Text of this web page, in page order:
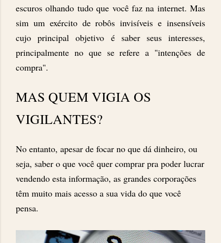
escuros olhando tudo que você faz na internet. Mas
sim um exército de robôs invisíveis e insensíveis
cujo principal objetivo é saber seus interesses,
principalmente no que se refere a "intenções de
compra".
MAS QUEM VIGIA OS
VIGILANTES?
No entanto, apesar de focar no que dá dinheiro, ou
seja, saber o que você quer comprar pra poder lucrar
vendendo esta informação, as grandes corporações
têm muito mais acesso a sua vida do que você
pensa.